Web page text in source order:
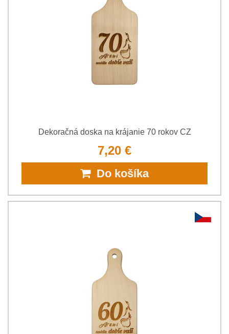
Dekoračná doska na krájanie 70 rokov CZ
7,20 €
Do košíka